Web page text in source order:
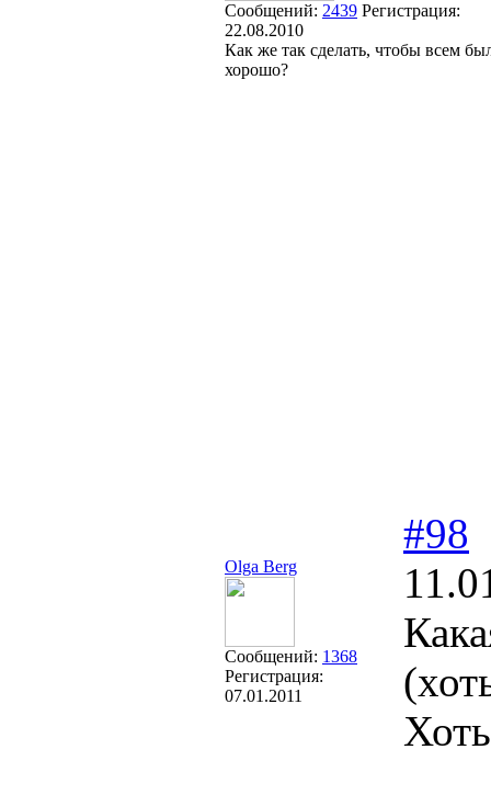
Сообщений: 2439 Регистрация:
22.08.2010
Как же так сделать, чтобы всем
хорошо?
Olga Berg
Сообщений: 1368
Регистрация:
07.01.2011
#98